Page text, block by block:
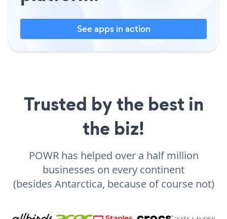
See apps in action
Trusted by the best in
the biz!
POWR has helped over a half million
businesses on every continent
(besides Antarctica, because of course not)